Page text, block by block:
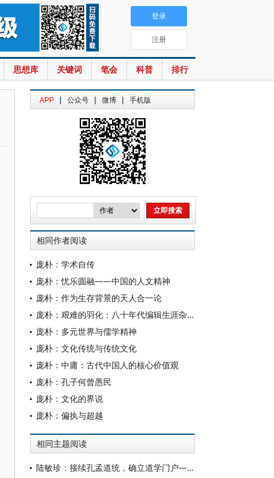
思想库 关键词 笔会 科普 排行
登录
注册
APP | 公众号 | 微博 | 手机版
相同作者阅读
庞朴：学术自传
庞朴：忧乐圆融——中国的人文精神
庞朴：作为生存背景的天人合一论
庞朴：艰难的羽化：八十年代编辑生涯杂忆
庞朴：多元世界与儒学精神
庞朴：文化传统与传统文化
庞朴：中庸：古代中国人的核心价值观
庞朴：孔子何曾愚民
庞朴：文化的界说
庞朴：偏执与超越
相同主题阅读
陆敏珍：接续孔孟道统，确立道学门户——朱熹《伊洛渊源录》的学术价值